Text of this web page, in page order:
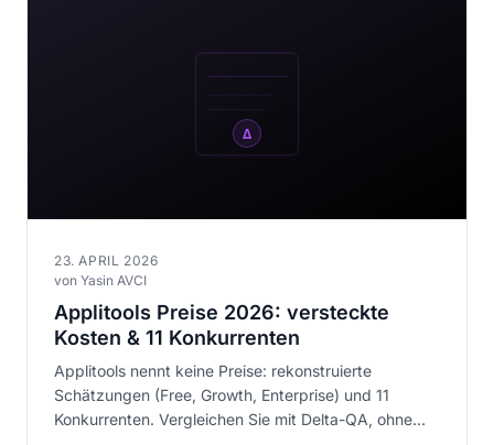
23. APRIL 2026
von Yasin AVCI
Applitools Preise 2026: versteckte
Kosten & 11 Konkurrenten
Applitools nennt keine Preise: rekonstruierte
Schätzungen (Free, Growth, Enterprise) und 11
Konkurrenten. Vergleichen Sie mit Delta-QA, ohne